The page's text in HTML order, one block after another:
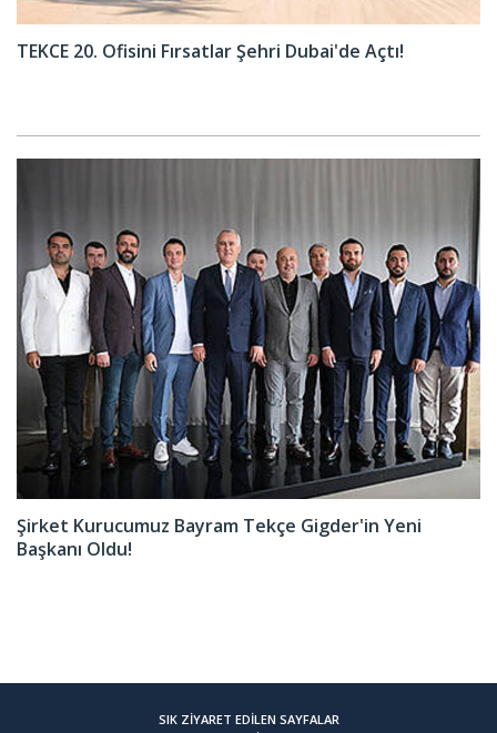
TEKCE 20. Ofisini Fırsatlar Şehri Dubai'de Açtı!
Şirket Kurucumuz Bayram Tekçe Gigder'in Yeni
Başkanı Oldu!
SIK ZİYARET EDİLEN SAYFALAR